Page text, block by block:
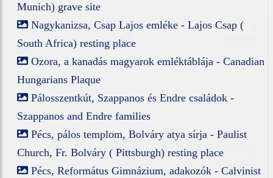
Munich) grave site
Nagykanizsa, Csap Lajos emléke - Lajos Csap (
South Africa) resting place
Ozora, a kanadás magyarok emléktáblája - Canadian
Hungarians Plaque
Pálosszentkút, Szappanos és Endre családok -
Szappanos and Endre families
Pécs, pálos templom, Bolváry atya sírja - Paulist
Church, Fr. Bolváry ( Pittsburgh) resting place
Pécs, Református Gimnázium, adakozók - Calvinist